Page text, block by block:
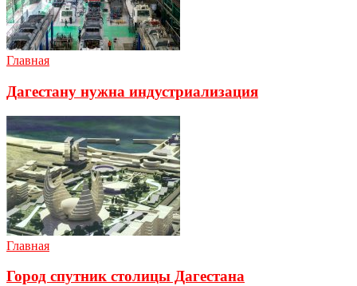
Главная
Дагестану нужна индустриализация
Главная
Город спутник столицы Дагестана